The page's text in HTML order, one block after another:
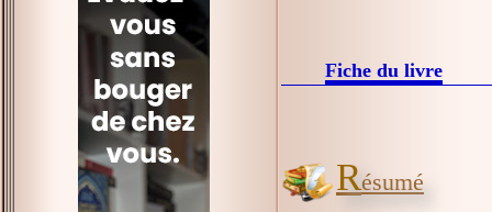
Fiche du livre
Résumé